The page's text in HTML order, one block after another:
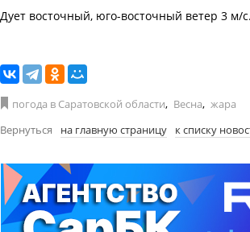
Дует восточный, юго-восточный ветер 3 м/
погода в Саратовской области, Весна, жара
Вернуться
на главную страницу к списку